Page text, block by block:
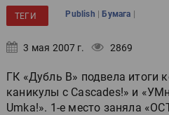
ТЕГИ Publish |Бумага |
3 мая 2007 г. 2869
ГК «Дубль В» подвела итоги
каникулы с Cascades!» и
Umka!». 1-е место заняла